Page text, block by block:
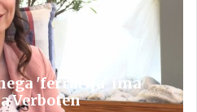
'ferrarija' ima
Verboten